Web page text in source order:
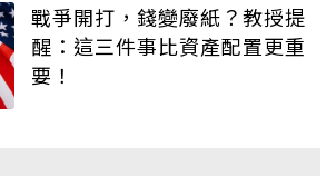
戰爭開打，錢變廢紙？教授提
醒：這三件事比資產配置更重
要！